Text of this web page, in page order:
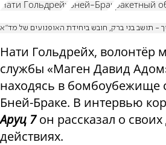
Нати Гольдрейх Бней-Брак ракетный
- תושב בני ברק, חובש ביחידת האופנועים של מד"א
Нати Гольдрейх, волонтёр
службы «Маген Давид
находясь в бомбоубежище
Бней-Браке. В интервью
Аруц 7он рассказал о
действиях.